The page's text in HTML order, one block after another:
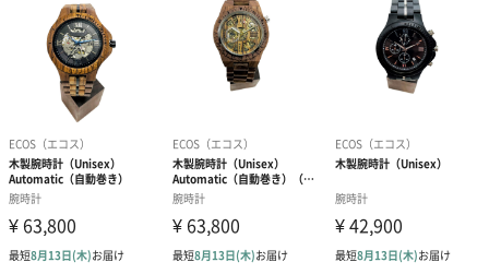
商品オプション情報
ラッピング